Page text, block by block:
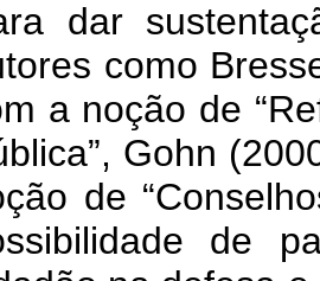
dar
como
a noção de
Gohn
de
de